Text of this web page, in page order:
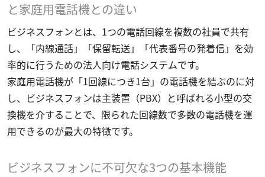
と家庭用電話機との違い
ビジネスフォンとは、1つの電話回線を複数の社員で共有
し、「内線通話」「保留転送」「代表番号の発着信」を効
率的に行うための法人向け電話システムです。
家庭用電話機が「1回線につき1台」の電話機を結ぶのに対
し、ビジネスフォンは主装置（PBX）と呼ばれる小型の交
換機を介することで、限られた回線数で多数の電話機を運
用できるのが最大の特徴です。
ビジネスフォンに不可欠な3つの基本機能